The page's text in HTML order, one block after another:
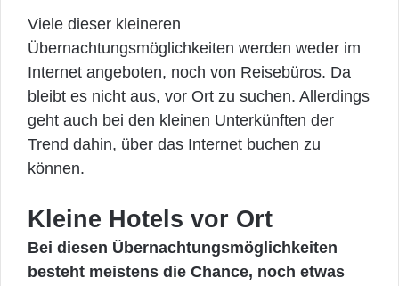
Viele dieser kleineren
Übernachtungsmöglichkeiten werden weder im
Internet angeboten, noch von Reisebüros. Da
bleibt es nicht aus, vor Ort zu suchen. Allerdings
geht auch bei den kleinen Unterkünften der
Trend dahin, über das Internet buchen zu
können.
Kleine Hotels vor Ort
Bei diesen Übernachtungsmöglichkeiten
besteht meistens die Chance, noch etwas